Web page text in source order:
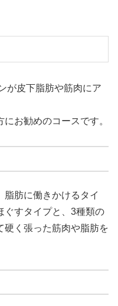
が皮下脂肪や筋肉にア
お勧めのコースです。
肪に働きかけるタイ
ぐすタイプと、3種類の
硬く張った筋肉や脂肪を